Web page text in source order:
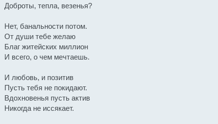
Доброты, тепла, везенья?
Нет, банальности потом.
От души тебе желаю
Благ житейских миллион
И всего, о чем мечтаешь.
И любовь, и позитив
Пусть тебя не покидают.
Вдохновенья пусть актив
Никогда не иссякает.